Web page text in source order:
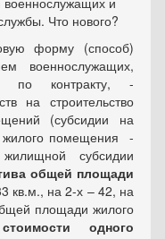
Что нового?
форму (способ)
военнослужащих,
по контракту, -
на строительство
(субсидии на
жилого помещения -
субсидии
общей площади
кв.м., на 2-х – 42, на
площади жилого
одного